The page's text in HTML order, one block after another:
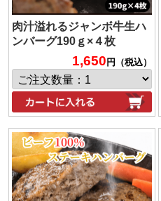
肉汁溢れるジャンボ牛生ハ
ンバーグ190ｇ×４枚
1,650 円（税込）